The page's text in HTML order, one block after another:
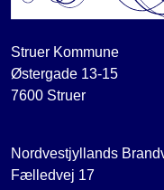
Struer Kommune
Østergade 13-15
7600 Struer
Nordvestjyllands
Fælledvej 17